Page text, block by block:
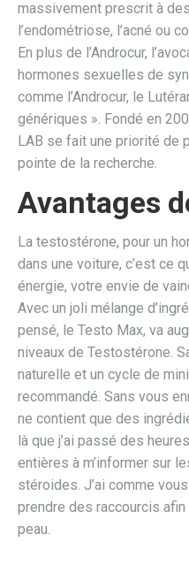
massivement prescrit à
l’endométriose, l’acné ou
En plus de l’Androcur,
hormones sexuelles de
comme l’Androcur, le
génériques ». Fondé en
LAB se fait une priorité de
pointe de la recherche.
Avantages
La testostérone, pour un
dans une voiture, c’est ce
énergie, votre envie de
Avec un joli mélange
pensé, le Testo Max, va
niveaux de Testostérone.
naturelle et un cycle de
recommandé. Sans vous
ne contient que des
là que j’ai passé des
entières à m’informer sur
stéroides. J’ai comme
prendre des raccourcis
peau.